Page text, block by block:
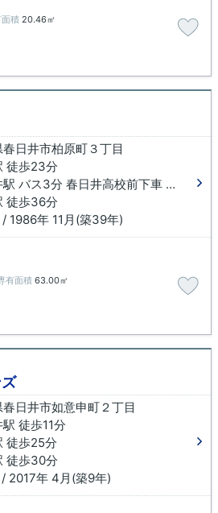
積 20.46㎡
日井市柏原町３丁目
徒歩23分
春日井駅 バス3分 春日井高校前下車 徒歩10分
徒歩36分
1986年 11月(築39年)
有面積 63.00㎡
日井市如意申町２丁目
徒歩11分
徒歩25分
徒歩30分
2017年 4月(築9年)